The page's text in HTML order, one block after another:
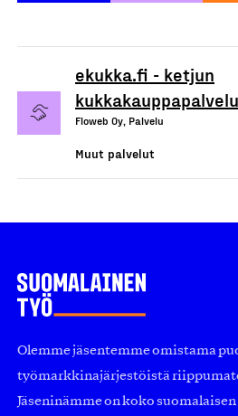
ekukka.fi - ketjun
Floweb Oy, Palvelu
Muut palvelut
Olemme jäsentemme omistama
työmarkkinajärjestöistä
Jäseninämme on koko